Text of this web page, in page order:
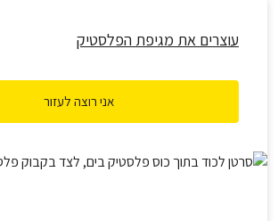
עוצרים את מגיפת הפלסטיק
אני רוצה לעזור